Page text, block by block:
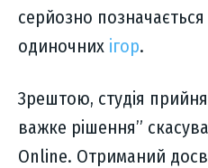
серйозно
одиночних ігор.
Зрештою, студія
важке рішення”
Online. Отриманий